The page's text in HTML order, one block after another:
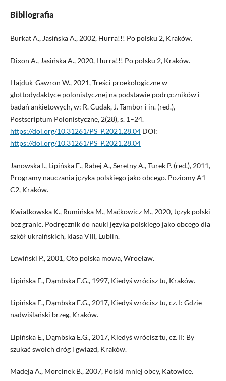
Bibliografia
Burkat A., Jasińska A., 2002, Hurra!!! Po polsku 2, Kraków.
Dixon A., Jasińska A., 2020, Hurra!!! Po polsku 2, Kraków.
Hajduk-Gawron W., 2021, Treści proekologiczne w
glottodydaktyce polonistycznej na podstawie podręczników i
badań ankietowych, w: R. Cudak, J. Tambor i in. (red.),
Postscriptum Polonistyczne, 2(28), s. 1–24.
https://doi.org/10.31261/PS_P.2021.28.04DOI:
https://doi.org/10.31261/PS_P.2021.28.04
Janowska I., Lipińska E., Rabej A., Seretny A., Turek P. (red.), 2011,
Programy nauczania języka polskiego jako obcego. Poziomy A1–
C2, Kraków.
Kwiatkowska K., Rumińska M., Maćkowicz M., 2020, Język polski
bez granic. Podręcznik do nauki języka polskiego jako obcego dla
szkół ukraińskich, klasa VIII, Lublin.
Lewiński P., 2001, Oto polska mowa, Wrocław.
Lipińska E., Dąmbska E.G., 1997, Kiedyś wrócisz tu, Kraków.
Lipińska E., Dąmbska E.G., 2017, Kiedyś wrócisz tu, cz. I: Gdzie
nadwiślański brzeg, Kraków.
Lipińska E., Dąmbska E.G., 2017, Kiedyś wrócisz tu, cz. II: By
szukać swoich dróg i gwiazd, Kraków.
Madeja A., Morcinek B., 2007, Polski mniej obcy, Katowice.